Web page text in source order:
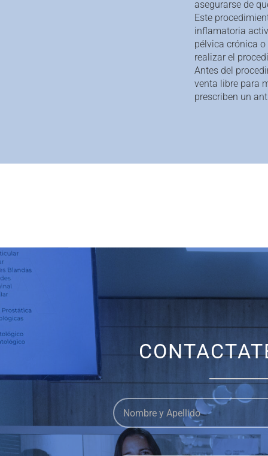
asegurarse de
Este
inflamatoria
pélvica crónica
realizar el
Antes del
venta libre para
prescriben un